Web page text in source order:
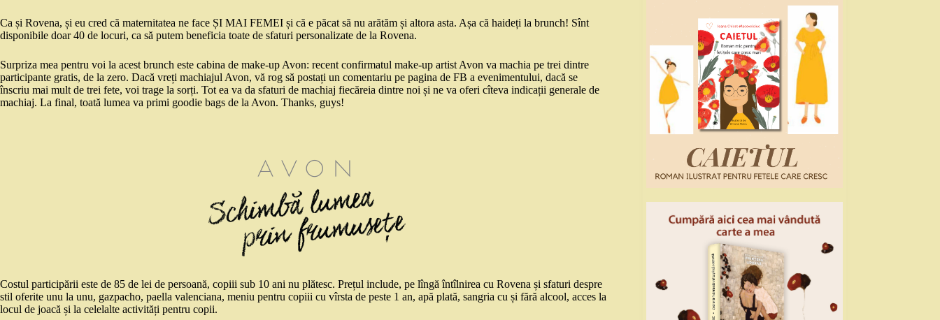
Ca și Rovena, și eu cred că maternitatea ne face ȘI MAI FEMEI și că e păcat să nu arătăm și altora asta. Așa că haideți la brunch! Sînt
disponibile doar 40 de locuri, ca să putem beneficia toate de sfaturi personalizate de la Rovena.
Surpriza mea pentru voi la acest brunch este cabina de make-up Avon: recent confirmatul make-up artist Avon va machia pe trei dintre
participante gratis, de la zero. Dacă vreți machiajul Avon, vă rog să postați un comentariu pe pagina de FB a evenimentului, dacă se
înscriu mai mult de trei fete, voi trage la sorți. Tot ea va da sfaturi de machiaj fiecăreia dintre noi și ne va oferi cîteva indicații generale de
machiaj. La final, toată lumea va primi goodie bags de la Avon. Thanks, guys!
Costul participării este de 85 de lei de persoană, copiii sub 10 ani nu plătesc. Prețul include, pe lîngă întîlnirea cu Rovena și sfaturi despre
stil oferite unu la unu, gazpacho, paella valenciana, meniu pentru copiii cu vîrsta de peste 1 an, apă plată, sangria cu și fără alcool, acces la
locul de joacă și la celelalte activități pentru copii.